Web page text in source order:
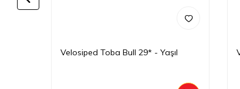
Velosiped Toba Bull 29* - Yaşıl